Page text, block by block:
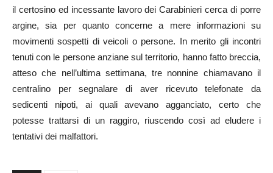
il certosino ed incessante lavoro dei Carabinieri cerca di porre
argine, sia per quanto concerne a mere informazioni su
movimenti sospetti di veicoli o persone. In merito gli incontri
tenuti con le persone anziane sul territorio, hanno fatto breccia,
atteso che nell’ultima settimana, tre nonnine chiamavano il
centralino per segnalare di aver ricevuto telefonate da
sedicenti nipoti, ai quali avevano agganciato, certo che
potesse trattarsi di un raggiro, riuscendo così ad eludere i
tentativi dei malfattori.